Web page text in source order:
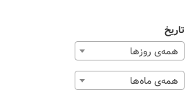
تاریخ
همه‌ی روزها
همه‌ی ماه‌ها